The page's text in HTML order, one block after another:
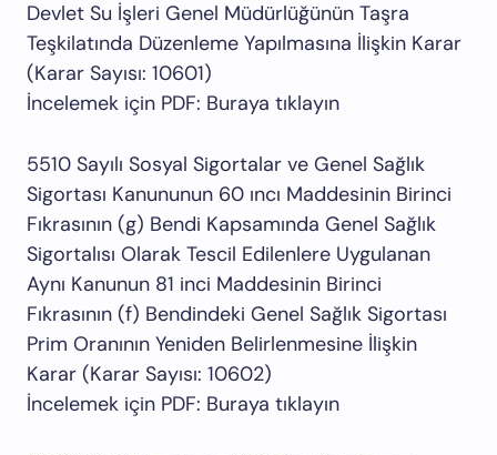
Devlet Su İşleri Genel Müdürlüğünün Taşra
Teşkilatında Düzenleme Yapılmasına İlişkin Karar
(Karar Sayısı: 10601)
İncelemek için PDF: Buraya tıklayın
5510 Sayılı Sosyal Sigortalar ve Genel Sağlık
Sigortası Kanununun 60 ıncı Maddesinin Birinci
Fıkrasının (g) Bendi Kapsamında Genel Sağlık
Sigortalısı Olarak Tescil Edilenlere Uygulanan
Aynı Kanunun 81 inci Maddesinin Birinci
Fıkrasının (f) Bendindeki Genel Sağlık Sigortası
Prim Oranının Yeniden Belirlenmesine İlişkin
Karar (Karar Sayısı: 10602)
İncelemek için PDF: Buraya tıklayın